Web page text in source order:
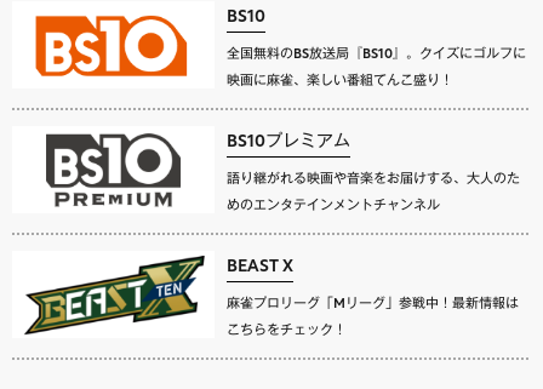
BS10
全国無料のBS放送局『BS10』。クイズにゴルフに
映画に麻雀、楽しい番組てんこ盛り！
BS10プレミアム
語り継がれる映画や音楽をお届けする、大人のた
めのエンタテインメントチャンネル
BEAST X
麻雀プロリーグ「Mリーグ」参戦中！最新情報は
こちらをチェック！